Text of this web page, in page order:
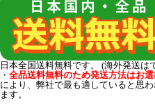
日本全国送料無料です。 (海外発送は
・ 全品送料無料のため発送方法はお選
により、弊社で最も適していると思
ます。